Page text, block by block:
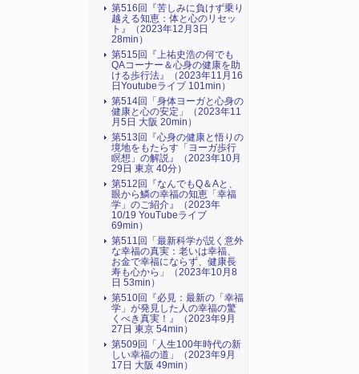
第516回『苦しみに負けず乗り
越える知恵：体と心のリセッ
ト』（2023年12月3日
28min）
第515回『上祐史浩の何でも
QAコーナー＆心身の健康を助
ける歩行法』（2023年11月16
日Youtubeライブ 101min）
第514回「身体ヨーガと心身の
健康と心の安定」（2023年11
月5日 大阪 20min）
第513回『心身の健康と悟りの
境地をもたらす「ヨーガ歩行
瞑想」の解説』（2023年10月
29日 東京 40分）
第512回『なんでもQ＆Aと、
眼から鱗の幸福の知恵「幸福
学」のご紹介』（2023年
10/19 YouTubeライブ
69min）
第511回「最新科学が説く意外
な幸福の真実：老いは幸福、
お金で幸福にならず、健康長
寿も心から」（2023年10月8
日 53min）
第510回『必見：最新の「幸福
学」が発見した人の幸福の驚
くべき真実！』（2023年9月
27日 東京 54min）
第509回「人生100年時代の新
しい幸福の道」（2023年9月
17日 大阪 49min）